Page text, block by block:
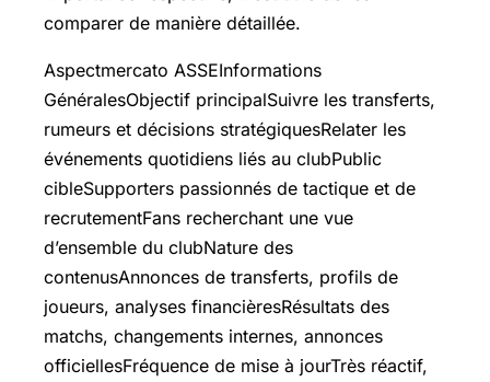
comparer de manière détaillée.
Aspectmercato ASSEInformations
GénéralesObjectif principalSuivre les transferts,
rumeurs et décisions stratégiquesRelater les
événements quotidiens liés au clubPublic
cibleSupporters passionnés de tactique et de
recrutementFans recherchant une vue
d’ensemble du clubNature des
contenusAnnonces de transferts, profils de
joueurs, analyses financièresRésultats des
matchs, changements internes, annonces
officiellesFréquence de mise à jourTrès réactif,